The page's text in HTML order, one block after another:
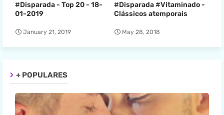
#Disparada - Top 20 - 18-
01-2019
January 21, 2019
#Disparada #Vitaminado -
Clássicos atemporais
May 28, 2018
+ POPULARES